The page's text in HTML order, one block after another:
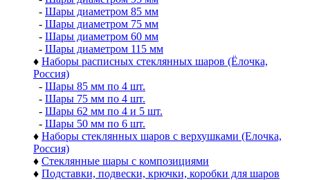
- Шары диаметром 85 мм
- Шары диаметром 75 мм
- Шары диаметром 60 мм
- Шары диаметром 115 мм
♦ Наборы расписных стеклянных шаров (Ёлочка,
Россия)
- Шары 85 мм по 4 шт.
- Шары 75 мм по 4 шт.
- Шары 62 мм по 4 и 5 шт.
- Шары 50 мм по 6 шт.
♦ Наборы стеклянных шаров с верхушками (Елочка,
Россия)
♦ Стеклянные шары с композициями
♦ Подставки, подвески, крючки, коробки для шаров